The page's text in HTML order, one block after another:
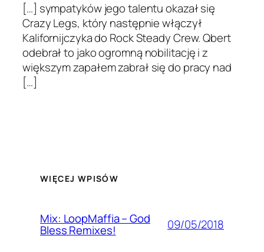
[…] sympatyków jego talentu okazał się
Crazy Legs, który następnie włączył
Kalifornijczyka do Rock Steady Crew. Qbert
odebrał to jako ogromną nobilitację i z
większym zapałem zabrał się do pracy nad
[…]
WIĘCEJ WPISÓW
Mix: LoopMaffia – God
Bless Remixes! 09/05/2018